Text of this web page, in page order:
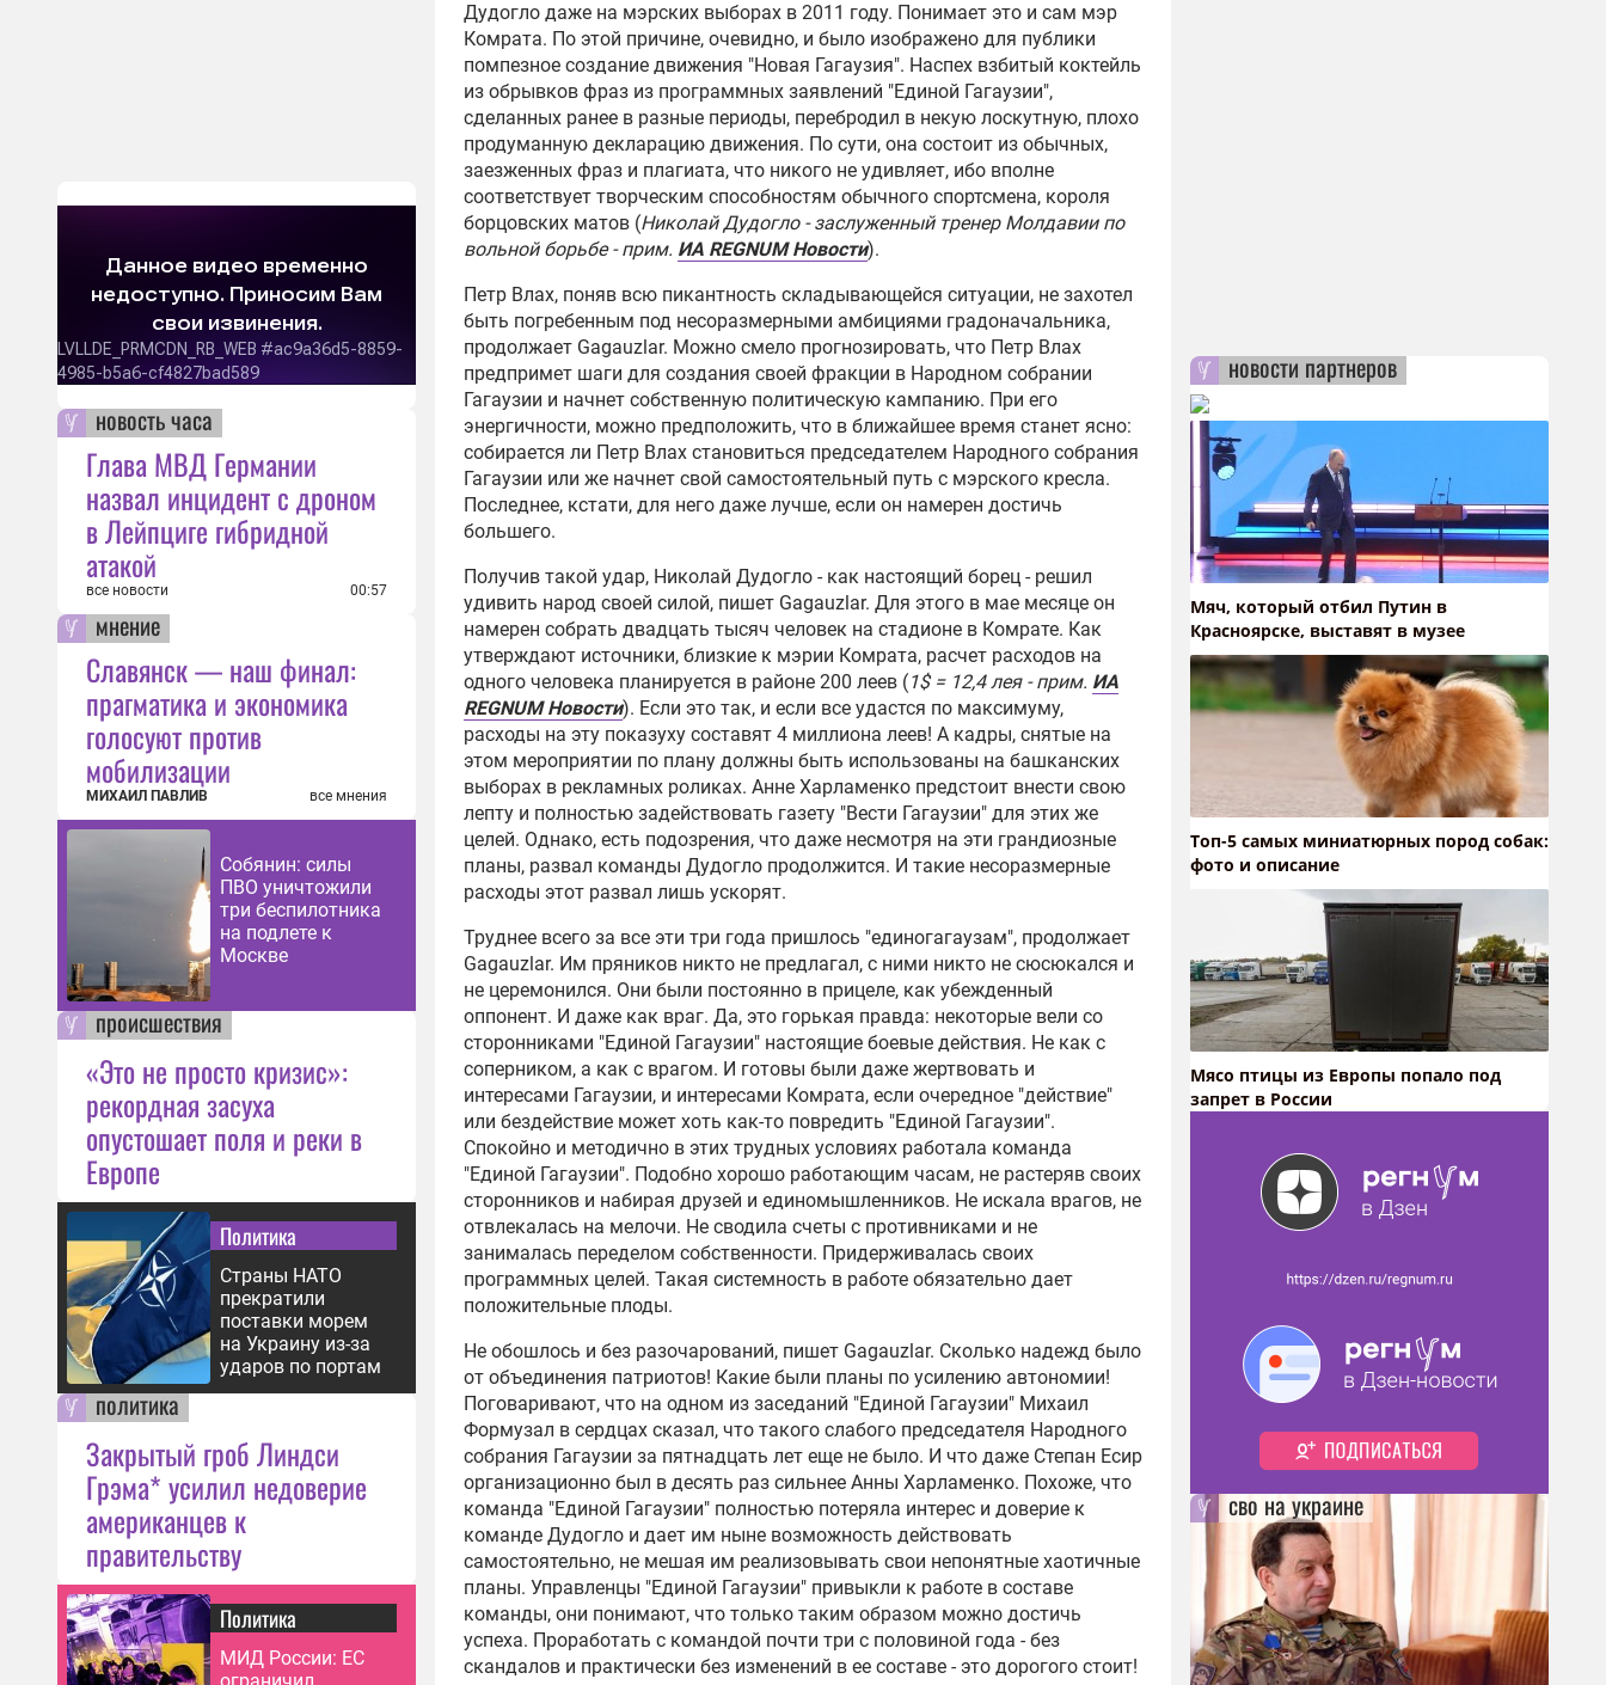
новость часа
Глава МВД Германии
назвал инцидент с дроном
в Лейпциге гибридной
атакой
все новости 00:57
мнение
Славянск — наш финал:
прагматика и экономика
голосуют против
мобилизации
МИХАИЛ ПАВЛИВ все мнения
Собянин: силы
ПВО уничтожили
три беспилотника
на подлете к
Москве
происшествия
«Это не просто кризис»:
рекордная засуха
опустошает поля и реки в
Европе
Политика
Страны НАТО
прекратили
поставки морем
на Украину из-за
ударов по портам
политика
Закрытый гроб Линдси
Грэма* усилил недоверие
американцев к
правительству
Политика
МИД России: ЕС
Дудогло даже на мэрских выборах в 2011 году. Понимает это и сам мэр
Комрата. По этой причине, очевидно, и было изображено для публики
помпезное создание движения "Новая Гагаузия". Наспех взбитый коктейль
из обрывков фраз из программных заявлений "Единой Гагаузии",
сделанных ранее в разные периоды, перебродил в некую лоскутную, плохо
продуманную декларацию движения. По сути, она состоит из обычных,
заезженных фраз и плагиата, что никого не удивляет, ибо вполне
соответствует творческим способностям обычного спортсмена, короля
борцовских матов (Николай Дудогло - заслуженный тренер Молдавии по
вольной борьбе - прим. ИА REGNUM Новости).
Петр Влах, поняв всю пикантность складывающейся ситуации, не захотел
быть погребенным под несоразмерными амбициями градоначальника,
продолжает Gagauzlar. Можно смело прогнозировать, что Петр Влах
предпримет шаги для создания своей фракции в Народном собрании
Гагаузии и начнет собственную политическую кампанию. При его
энергичности, можно предположить, что в ближайшее время станет ясно:
собирается ли Петр Влах становиться председателем Народного собрания
Гагаузии или же начнет свой самостоятельный путь с мэрского кресла.
Последнее, кстати, для него даже лучше, если он намерен достичь
большего.
Получив такой удар, Николай Дудогло - как настоящий борец - решил
удивить народ своей силой, пишет Gagauzlar. Для этого в мае месяце он
намерен собрать двадцать тысяч человек на стадионе в Комрате. Как
утверждают источники, близкие к мэрии Комрата, расчет расходов на
одного человека планируется в районе 200 леев (1$ = 12,4 лея - прим. ИА
REGNUM Новости). Если это так, и если все удастся по максимуму,
расходы на эту показуху составят 4 миллиона леев! А кадры, снятые на
этом мероприятии по плану должны быть использованы на башканских
выборах в рекламных роликах. Анне Харламенко предстоит внести свою
лепту и полностью задействовать газету "Вести Гагаузии" для этих же
целей. Однако, есть подозрения, что даже несмотря на эти грандиозные
планы, развал команды Дудогло продолжится. И такие несоразмерные
расходы этот развал лишь ускорят.
Труднее всего за все эти три года пришлось "единогагаузам", продолжает
Gagauzlar. Им пряников никто не предлагал, с ними никто не сюсюкался и
не церемонился. Они были постоянно в прицеле, как убежденный
оппонент. И даже как враг. Да, это горькая правда: некоторые вели со
сторонниками "Единой Гагаузии" настоящие боевые действия. Не как с
соперником, а как с врагом. И готовы были даже жертвовать и
интересами Гагаузии, и интересами Комрата, если очередное "действие"
или бездействие может хоть как-то повредить "Единой Гагаузии".
Спокойно и методично в этих трудных условиях работала команда
"Единой Гагаузии". Подобно хорошо работающим часам, не растеряв своих
сторонников и набирая друзей и единомышленников. Не искала врагов, не
отвлекалась на мелочи. Не сводила счеты с противниками и не
занималась переделом собственности. Придерживалась своих
программных целей. Такая системность в работе обязательно дает
положительные плоды.
Не обошлось и без разочарований, пишет Gagauzlar. Сколько надежд было
от объединения патриотов! Какие были планы по усилению автономии!
Поговаривают, что на одном из заседаний "Единой Гагаузии" Михаил
Формузал в сердцах сказал, что такого слабого председателя Народного
собрания Гагаузии за пятнадцать лет еще не было. И что даже Степан Есир
организационно был в десять раз сильнее Анны Харламенко. Похоже, что
команда "Единой Гагаузии" полностью потеряла интерес и доверие к
команде Дудогло и дает им ныне возможность действовать
самостоятельно, не мешая им реализовывать свои непонятные хаотичные
планы. Управленцы "Единой Гагаузии" привыкли к работе в составе
команды, они понимают, что только таким образом можно достичь
успеха. Проработать с командой почти три с половиной года - без
скандалов и практически без изменений в ее составе - это дорогого стоит!
новости партнеров
Мяч, который отбил Путин в
Красноярске, выставят в музее
Топ-5 самых миниатюрных пород собак:
фото и описание
Мясо птицы из Европы попало под
запрет в России
сво на украине